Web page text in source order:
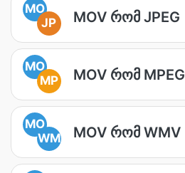
MO
JP
MOV რომ JPEG
MO
MP
MOV რომ MPEG
MO
WM
MOV რომ WMV